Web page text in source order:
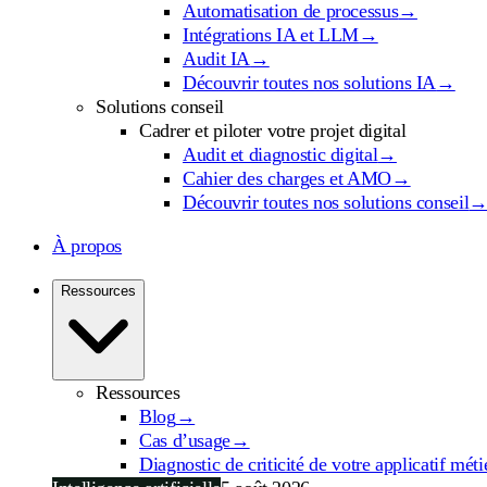
Automatisation de processus→
Intégrations IA et LLM→
Audit IA→
Découvrir toutes nos solutions IA→
Solutions conseil
Cadrer et piloter votre projet digital
Audit et diagnostic digital→
Cahier des charges et AMO→
Découvrir toutes nos solutions conseil→
À propos
Ressources
Ressources
Blog →
Cas d’usage→
Diagnostic de criticité de votre applicatif